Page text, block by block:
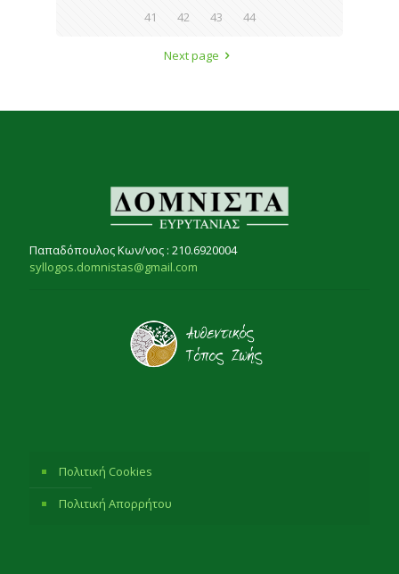
41
42 43 44
Next page
Παπαδόπουλος Κων/νος : 210.6920004
syllogos.domnistas@gmail.com
Πολιτική Cookies
Πολιτική Απορρήτου